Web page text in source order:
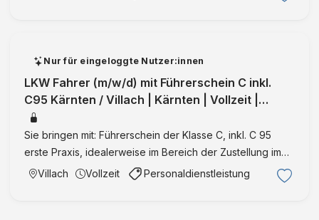
Nur für eingeloggte Nutzer:innen
LKW Fahrer (m/w/d) mit Führerschein C inkl.
C95 Kärnten / Villach | Kärnten | Vollzeit |
IntegrationID:35828
Sie bringen mit: Führerschein der Klasse C, inkl. C 95
erste Praxis, idealerweise im Bereich der Zustellung im
Raum Kärnten körperliche Belastbarkeit für händische
Villach Vollzeit Personaldienstleistung